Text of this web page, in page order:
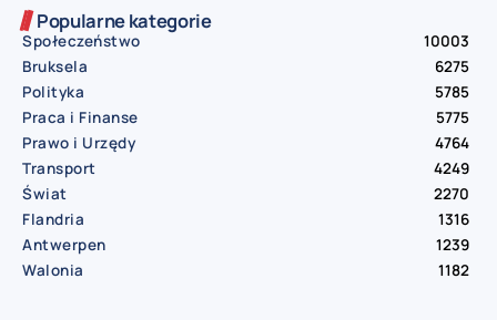
Popularne kategorie
Społeczeństwo
10003
Bruksela
6275
Polityka
5785
Praca i Finanse
5775
Prawo i Urzędy
4764
Transport
4249
Świat
2270
Flandria
1316
Antwerpen
1239
Walonia
1182